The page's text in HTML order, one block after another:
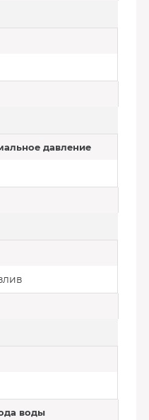
давление
воды